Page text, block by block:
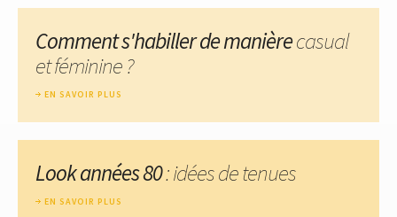
Comment s'habiller de manièrecasual
et féminine ?
EN SAVOIR PLUS
Look années 80: idées de tenues
EN SAVOIR PLUS